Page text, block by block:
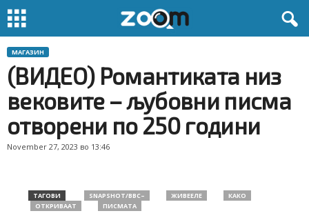
МАГАЗИН
(ВИДЕО) Романтиката низ
вековите – љубовни писма
отворени по 250 години
November 27, 2023 во 13:46
ТАГОВИ SNAPSHOT/BBC– ЖИВЕЕЛЕ
КАКО
ОТКРИВААТ
ПИСМАТА